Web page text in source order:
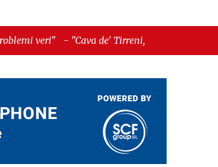
de' Tirreni, quando la burocrazia